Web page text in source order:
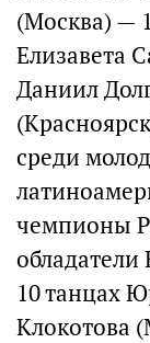
(Москва) —
Елизавета
Даниил
среди
чемпионы
10 танцах
Клокотова